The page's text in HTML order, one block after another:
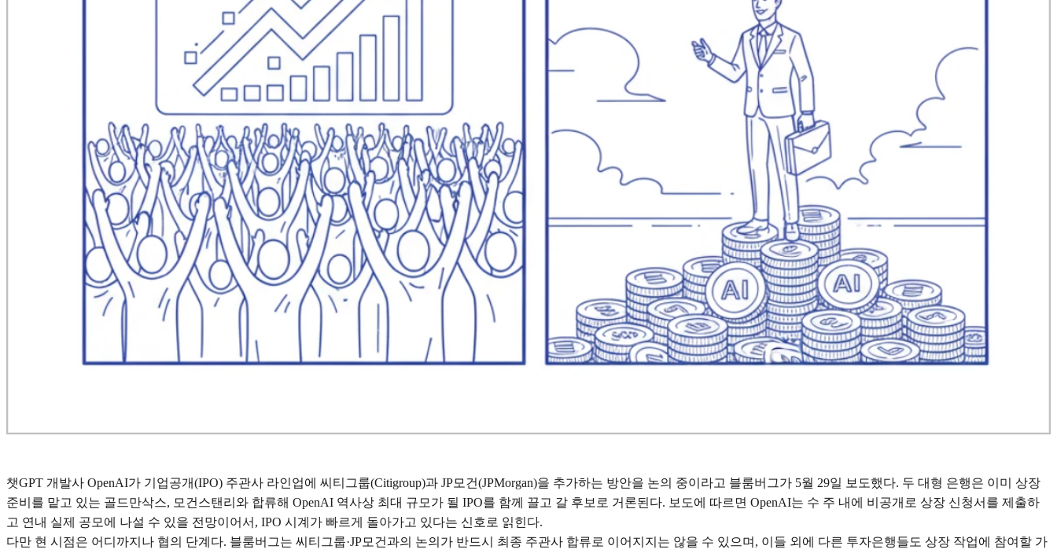
챗GPT 개발사 OpenAI가 기업공개(IPO) 주관사 라인업에 씨티그룹(Citigroup)과 JP모건(JPMorgan)을 추가하는 방안을 논의 중이라고 블룸버그가 5월 29일 보도했다. 두 대형 은행은 이미 상장
준비를 맡고 있는 골드만삭스, 모건스탠리와 합류해 OpenAI 역사상 최대 규모가 될 IPO를 함께 끌고 갈 후보로 거론된다. 보도에 따르면 OpenAI는 수 주 내에 비공개로 상장 신청서를 제출하
고 연내 실제 공모에 나설 수 있을 전망이어서, IPO 시계가 빠르게 돌아가고 있다는 신호로 읽힌다.
다만 현 시점은 어디까지나 협의 단계다. 블룸버그는 씨티그룹·JP모건과의 논의가 반드시 최종 주관사 합류로 이어지지는 않을 수 있으며, 이들 외에 다른 투자은행들도 상장 작업에 참여할 가